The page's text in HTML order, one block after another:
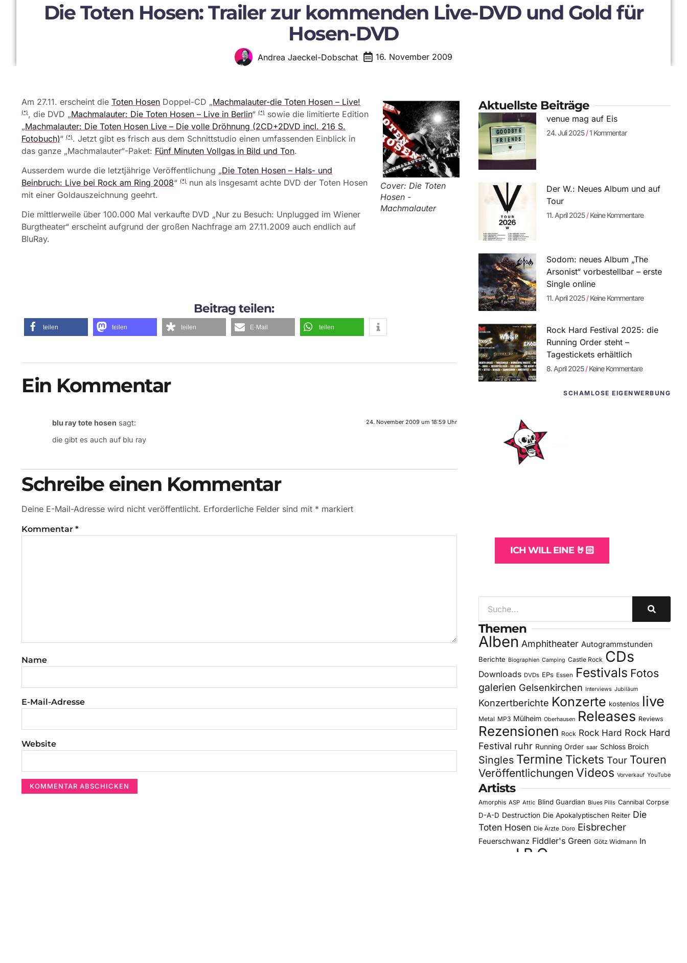
Die Toten Hosen: Trailer zur kommenden Live-DVD und Gold für
Hosen-DVD
Andrea Jaeckel-Dobschat 16. November 2009
Cover: Die Toten
Hosen -
Machmalauter
Am 27.11. erscheint die Toten Hosen Doppel-CD „Machmalauter-die Toten Hosen – Live!
(*), die DVD „Machmalauter: Die Toten Hosen – Live in Berlin“ (*)
sowie die limitierte Edition
„Machmalauter: Die Toten Hosen Live – Die volle Dröhnung (2CD+2DVD incl. 216 S.
Fotobuch)“ (*). Jetzt gibt es frisch aus dem Schnittstudio einen umfassenden Einblick in
das ganze „Machmalauter“-Paket: Fünf Minuten Vollgas in Bild und Ton.
Ausserdem wurde die letztjährige Veröffentlichung „Die Toten Hosen – Hals- und
Beinbruch: Live bei Rock am Ring 2008“ (*)
nun als insgesamt achte DVD der Toten Hosen
mit einer Goldauszeichnung geehrt.
Die mittlerweile über 100.000 Mal verkaufte DVD „Nur zu Besuch: Unplugged im Wiener
Burgtheater“ erscheint aufgrund der großen Nachfrage am 27.11.2009 auch endlich auf
BluRay.
Beitrag teilen:
teilen teilen teilen E-Mail teilen
Ein Kommentar
blu ray tote hosen sagt: 24. November 2009 um 18:59 Uhr
die gibt es auch auf blu ray
Schreibe einen Kommentar
Deine E-Mail-Adresse wird nicht veröffentlicht. Erforderliche Felder sind mit * markiert
Kommentar *
Name
E-Mail-Adresse
Website
Aktuellste Beiträge
venue mag auf Eis
24. Juli 2025 1 Kommentar
Der W.: Neues Album und auf
Tour
11. April 2025 Keine Kommentare
Sodom: neues Album „The
Arsonist“ vorbestellbar – erste
Single online
11. April 2025 Keine Kommentare
Rock Hard Festival 2025: die
Running Order steht –
Tagestickets erhältlich
8. April 2025 Keine Kommentare
SCHAMLOSE EIGENWERBUNG
ICH WILL EINE 🤘🏻
Themen
Alben Amphitheater Autogrammstunden
Berichte Biographien Camping Castle Rock CDs
Downloads DVDs EPs Essen Festivals Fotos
galerien Gelsenkirchen Interviews Jubiläum
Konzertberichte Konzerte kostenlos live
Metal MP3 Mülheim Oberhausen Releases Reviews
Rezensionen Rock Rock Hard Rock Hard
Festival ruhr Running Order saar Schloss Broich
Singles Termine Tickets Tour Touren
Veröffentlichungen Videos Vorverkauf YouTube
Artists
Amorphis ASP Attic Blind Guardian Blues Pills Cannibal Corpse
D-A-D Destruction Die Apokalyptischen Reiter Die
Toten Hosen Die Ärzte Doro Eisbrecher
Feuerschwanz Fiddler's Green Götz Widmann In
J.B.O.